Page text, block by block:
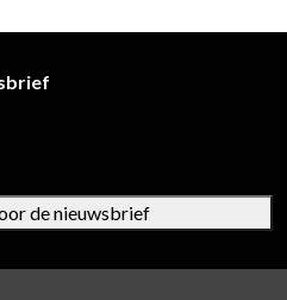
de nieuwsbrief